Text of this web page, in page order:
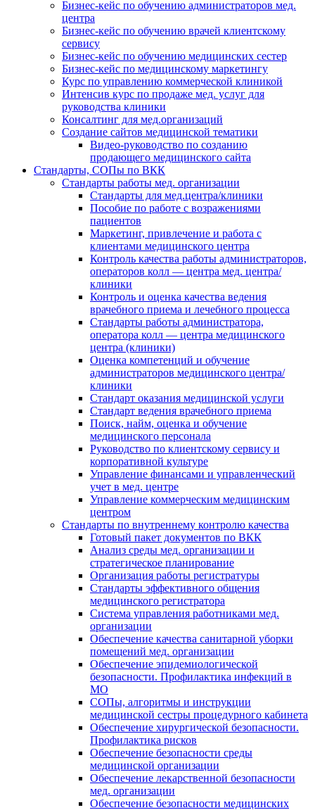
Бизнес-кейс по обучению администраторов мед.
центра
Бизнес-кейс по обучению врачей клиентскому
сервису
Бизнес-кейс по обучению медицинских сестер
Бизнес-кейс по медицинскому маркетингу
Курс по управлению коммерческой клиникой
Интенсив курс по продаже мед. услуг для
руководства клиники
Консалтинг для мед.организаций
Создание сайтов медицинской тематики
Видео-руководство по созданию
продающего медицинского сайта
Стандарты, СОПы по ВКК
Стандарты работы мед. организации
Стандарты для мед.центра/клиники
Пособие по работе с возражениями
пациентов
Маркетинг, привлечение и работа с
клиентами медицинского центра
Контроль качества работы администраторов,
операторов колл — центра мед. центра/
клиники
Контроль и оценка качества ведения
врачебного приема и лечебного процесса
Стандарты работы администратора,
оператора колл — центра медицинского
центра (клиники)
Оценка компетенций и обучение
администраторов медицинского центра/
клиники
Стандарт оказания медицинской услуги
Стандарт ведения врачебного приема
Поиск, найм, оценка и обучение
медицинского персонала
Руководство по клиентскому сервису и
корпоративной культуре
Управление финансами и управленческий
учет в мед. центре
Управление коммерческим медицинским
центром
Стандарты по внутреннему контролю качества
Готовый пакет документов по ВКК
Анализ среды мед. организации и
стратегическое планирование
Организация работы регистратуры
Стандарты эффективного общения
медицинского регистратора
Система управления работниками мед.
организации
Обеспечение качества санитарной уборки
помещений мед. организации
Обеспечение эпидемиологической
безопасности. Профилактика инфекций в
МО
СОПы, алгоритмы и инструкции
медицинской сестры процедурного кабинета
Обеспечение хирургической безопасности.
Профилактика рисков
Обеспечение безопасности среды
медицинской организации
Обеспечение лекарственной безопасности
мед. организации
Обеспечение безопасности медицинских